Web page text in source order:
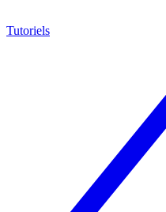
Tutoriels